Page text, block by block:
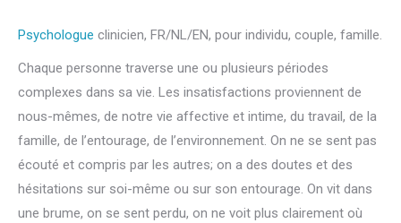
Psychologue clinicien, FR/NL/EN, pour individu, couple, famille.
Chaque personne traverse une ou plusieurs périodes
complexes dans sa vie. Les insatisfactions proviennent de
nous-mêmes, de notre vie affective et intime, du travail, de la
famille, de l’entourage, de l’environnement. On ne se sent pas
écouté et compris par les autres; on a des doutes et des
hésitations sur soi-même ou sur son entourage. On vit dans
une brume, on se sent perdu, on ne voit plus clairement où